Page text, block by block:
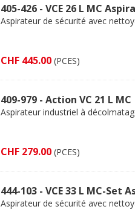
405-426 - VCE 26 L MC
Aspirateur de sécurité avec
CHF 445.00 (PCES)
409-979 - Action VC 21 L MC
Aspirateur industriel à
CHF 279.00 (PCES)
444-103 - VCE 33 L MC-Set
Aspirateur de sécurité avec